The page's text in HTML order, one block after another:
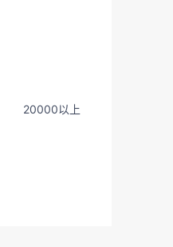
20000以上